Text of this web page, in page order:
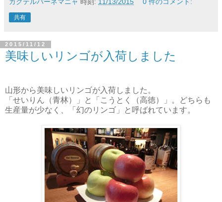
共有
2015/11/12
美味しいリンゴが入荷しました
山形から美味しいリンゴが入荷しました。
「せいりん（青林）」と「こうとく（高徳）」。どちらも
生産量が少なく、「幻のリンゴ」と呼ばれています。